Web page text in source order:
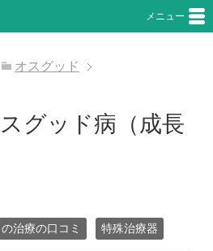
メニュー
オスグッド
グッド病（成長
治療の口コミ 特殊治療器